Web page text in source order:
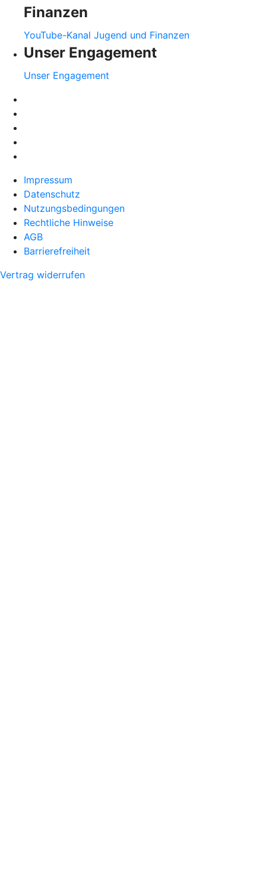
Finanzen
YouTube-Kanal Jugend und Finanzen
Unser Engagement
Unser Engagement
Impressum
Datenschutz
Nutzungsbedingungen
Rechtliche Hinweise
AGB
Barrierefreiheit
Vertrag widerrufen